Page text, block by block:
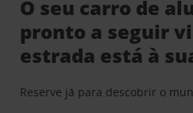
O seu carro de
pronto a seguir
estrada está à
Reserve já para descobrir o